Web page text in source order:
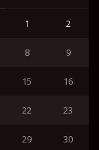
1 2
8 9
15 16
22 23
29 30